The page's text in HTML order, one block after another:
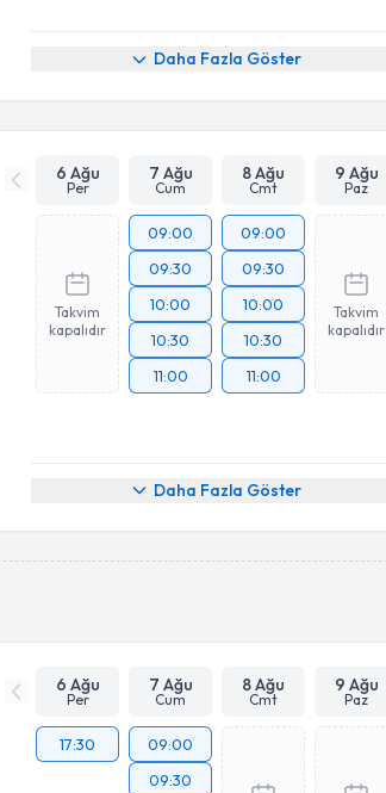
Daha Fazla Göster
6 Ağu
Per
7 Ağu
Cum
8 Ağu
Cmt
9 Ağu
Paz
Takvim
kapalıdır
09:00
09:30
10:00
10:30
11:00
09:00
09:30
10:00
10:30
11:00
Takvim
kapalıdır
Daha Fazla Göster
6 Ağu
Per
7 Ağu
Cum
8 Ağu
Cmt
9 Ağu
Paz
17:30
09:00
09:30